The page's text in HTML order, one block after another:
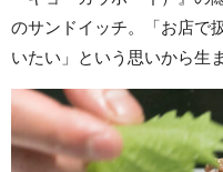
のサンドイッチ。「お店で
いたい」という思いから生